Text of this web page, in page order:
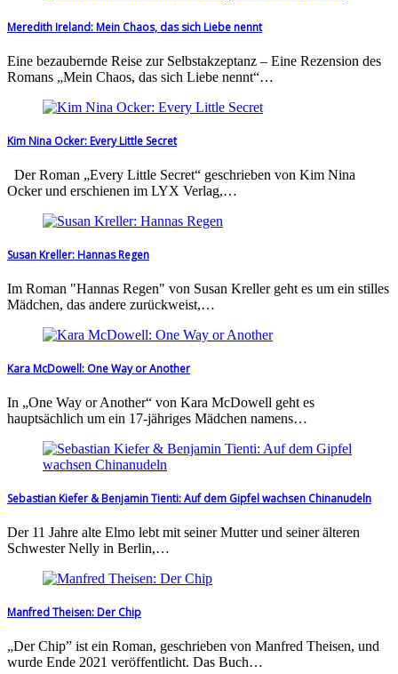
Meredith Ireland: Mein Chaos, das sich Liebe nennt
Eine bezaubernde Reise zur Selbstakzeptanz – Eine Rezension des
Romans „Mein Chaos, das sich Liebe nennt“…
Kim Nina Ocker: Every Little Secret
Der Roman „Every Little Secret“ geschrieben von Kim Nina
Ocker und erschienen im LYX Verlag,…
Susan Kreller: Hannas Regen
Im Roman "Hannas Regen" von Susan Kreller geht es um ein stilles
Mädchen, das andere zurückweist,…
Kara McDowell: One Way or Another
In „One Way or Another“ von Kara McDowell geht es
hauptsächlich um ein 17-jähriges Mädchen namens…
Sebastian Kiefer & Benjamin Tienti: Auf dem Gipfel wachsen Chinanudeln
Der 11 Jahre alte Elmo lebt mit seiner Mutter und seiner älteren
Schwester Nelly in Berlin,…
Manfred Theisen: Der Chip
„Der Chip” ist ein Roman, geschrieben von Manfred Theisen, und
wurde Ende 2021 veröffentlicht. Das Buch…